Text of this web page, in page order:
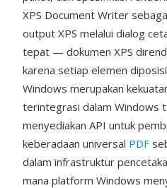
XPS Document Writer
output XPS melalui dialog
tepat — dokumen XPS
karena setiap elemen
Windows merupakan
terintegrasi dalam Windows
menyediakan API untuk
keberadaan universal PDF
dalam infrastruktur
mana platform Windows